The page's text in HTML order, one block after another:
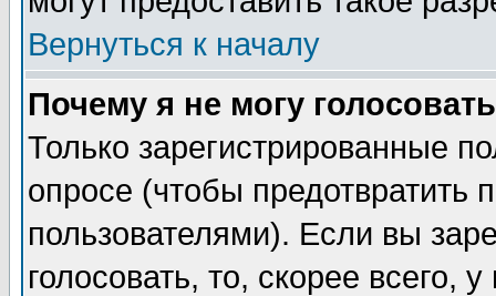
Вернуться к началу
Почему я не могу
Только зарегистрированные
опросе (чтобы предотвратить
пользователями). Если вы
голосовать, то, скорее всего,